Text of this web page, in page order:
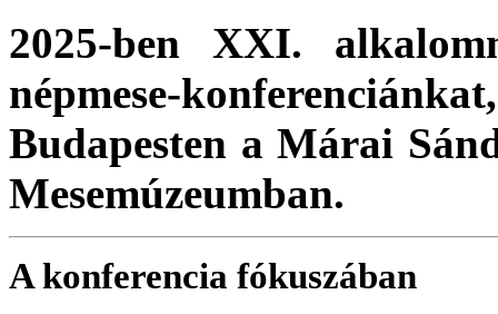
2025-ben XXI.
népmese-
Budapesten a Márai
Mesemúzeumban.
A konferencia fókuszában